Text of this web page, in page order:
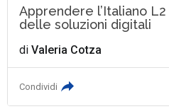
Apprendere l’Italiano
delle soluzioni digitali
diValeria Cotza
Condividi